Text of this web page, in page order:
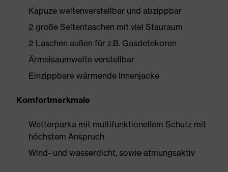
Kapuze weitenverstellbar und abzippbar
2 große Seitentaschen mit viel Stauraum
2 Laschen außen für z.B. Gasdetekoren
Ärmelsaumweite verstellbar
Einzippbare wärmende Innenjacke
Komfortmerkmale
Wetterparka mit multifunktionellem Schutz mit
höchstem Anspruch
Wind- und wasserdicht, sowie atmungsaktiv